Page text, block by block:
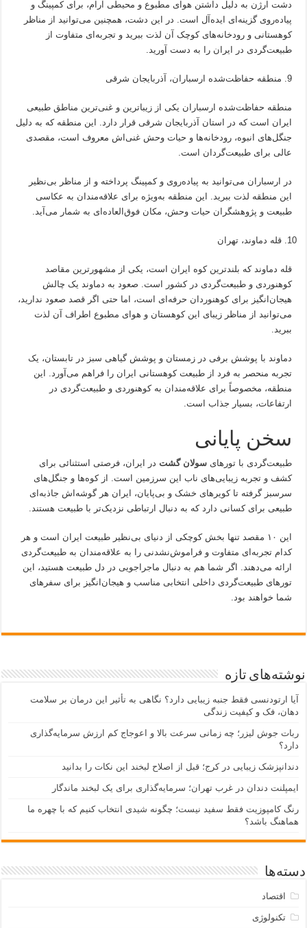
دشت ارژن به دلیل داشتن هوای مطبوع و محیطی آرام، برای کمپینگ و
پیاده‌روی گزینه‌ای ایده‌آل است. در این دشت، همچنین می‌توانید از مناظر
کوهستانی و رودخانه‌های کوچک آن لذت ببرید و تجربه‌ای متفاوت از
طبیعت‌گردی در ایران را به دست آورید.
منطقه حفاظت‌شده ارسباران، آذربایجان شرقی
منطقه حفاظت‌شده ارسباران یکی از زیباترین و غنی‌ترین مناطق طبیعی
ایران است که در استان آذربایجان شرقی قرار دارد. این منطقه که به دلیل
جنگل‌های انبوه، رودخانه‌ها و حیات وحش غنی‌اش معروف است، مقصدی
عالی برای طبیعت‌گردان است.
در ارسباران می‌توانید به پیاده‌روی و کمپینگ پرداخته و از مناظر بی‌نظیر
این منطقه لذت ببرید. این منطقه به‌ویژه برای علاقه‌مندان به عکاسی
طبیعت و پژوهشگران حیات وحش، مکان فوق‌العاده‌ای به شمار می‌آید.
قله دماوند، تهران
قله دماوند که بلندترین کوه ایران است، یکی از مشهورترین مقاصد
کوهنوردی و طبیعت‌گردی در کشور است. صعود به دماوند یک چالش
هیجان‌انگیز برای کوهنوردان حرفه‌ای است، اما حتی اگر قصد صعود ندارید،
می‌توانید از مناظر زیبای این کوهستان و هوای مطبوع اطراف آن لذت
ببرید.
دماوند با پوشش برفی در زمستان و پوشش گیاهی سبز در تابستان، یک
تجربه منحصر به فرد از طبیعت کوهستانی ایران را فراهم می‌آورد. این
منطقه، مخصوصاً برای علاقه‌مندان به کوهنوردی و طبیعت‌گردی در
ارتفاعات، بسیار جذاب است.
سخن پایانی
طبیعت‌گردی با تورهایسولان گشت در ایران، فرصتی استثنائی برای
کشف و تجربه زیبایی‌های ناب این سرزمین است. از کوه‌ها و جنگل‌های
سرسبز گرفته تا کویرهای خشک و بی‌پایان، ایران هر گوشه‌اش جاذبه‌ای
طبیعی برای کسانی دارد که به دنبال ارتباطی نزدیک‌تر با طبیعت هستند.
این ۱۰ مقصد تنها بخش کوچکی از دنیای بی‌نظیر طبیعت ایران است و هر
کدام تجربه‌ای متفاوت و فراموش‌نشدنی را به علاقه‌مندان به طبیعت‌گردی
ارائه می‌دهند. اگر شما هم به دنبال ماجراجویی در دل طبیعت هستید، این
تورهای طبیعت‌گردی داخلی انتخابی مناسب و هیجان‌انگیز برای سفرهای
شما خواهند بود.
نوشته‌های تازه
آیا ارتودنسی فقط جنبه زیبایی دارد؟ نگاهی به تأثیر این درمان بر سلامت
دهان، فک و کیفیت زندگی
ربات جوش لیزر؛ چه زمانی سرعت بالا و اعوجاج کم ارزش سرمایه‌گذاری
دارد؟
دندانپزشک زیبایی در کرج؛ قبل از اصلاح لبخند این نکات را بدانید
ایمپلنت دندان در غرب تهران؛ سرمایه‌گذاری برای یک لبخند ماندگار
رنگ کامپوزیت فقط سفید نیست؛ چگونه شیدی انتخاب کنیم که با چهره ما
هماهنگ باشد؟
دسته‌ها
اقتصاد
تکنولوژی